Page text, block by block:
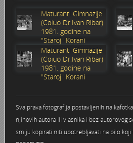
Autobusna stanica na Korzu
Auto cross
AMD Zanatlija
8. slet Bratstva i jedinstva
Lovni i ribolovni turizam
Maturanti Gimnazije 1988.
Motocross
NULA
Novogodišnje čestitke
PUNK
Crkva Sv. Doroteje - 1991.
Karlovački fotograf Josip
Obitelj Klemenčić
Krešimir Botković -
KUD REČICA
Mery Berti - karlovačka Žuži
Maturanti Gimnazije
(Coiuo Dr.Ivan Ribar)
1981. godine na
"Staroj" Korani
Maturanti Gimnazije
(Coiuo Dr.Ivan Ribar)
1981. godine na
"Staroj" Korani
Sva prava fotografija postavljenih na
njihovih autora ili vlasnika i bez autorovog
smiju kopirati niti upotrebljavati na bilo koji